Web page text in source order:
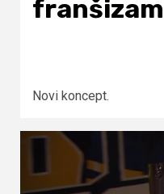
Novi koncept.